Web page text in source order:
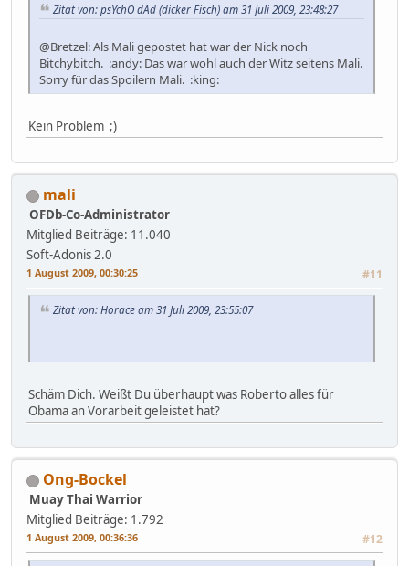
Zitat von: psYchO dAd (dicker Fisch) am 31 Juli 2009, 23:48:27
@Bretzel: Als Mali gepostet hat war der Nick noch
Bitchybitch. :andy: Das war wohl auch der Witz seitens Mali.
Sorry für das Spoilern Mali. :king:
Kein Problem ;)
mali
OFDb-Co-Administrator
Mitglied Beiträge: 11.040
Soft-Adonis 2.0
1 August 2009, 00:30:25 #11
Zitat von: Horace am 31 Juli 2009, 23:55:07
Schäm Dich. Weißt Du überhaupt was Roberto alles für
Obama an Vorarbeit geleistet hat?
Ong-Bockel
Muay Thai Warrior
Mitglied Beiträge: 1.792
1 August 2009, 00:36:36 #12